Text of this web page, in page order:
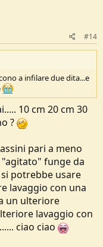
#14
a infilare due dita...e
10 cm 20 cm 30
?
pari a meno
funge da
potrebbe usare
lavaggio con una
un ulteriore
lavaggio con
ciao ciao